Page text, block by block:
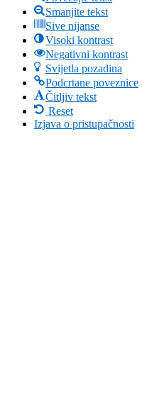
Smanjite tekst
Sive nijanse
Visoki kontrast
Negativni kontrast
Svijetla pozadina
Podcrtane poveznice
Čitljiv tekst
Reset
Izjava o pristupačnosti